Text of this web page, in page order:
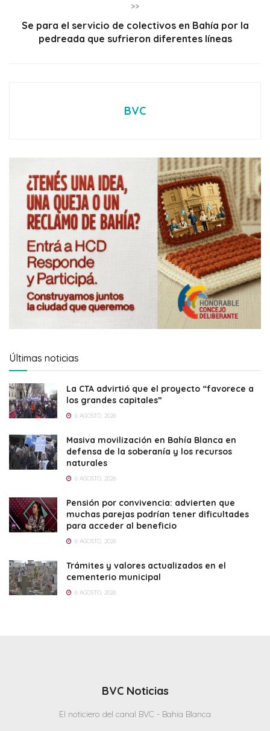
>>
Se para el servicio de colectivos en Bahía por la
pedreada que sufrieron diferentes líneas
BVC
Últimas noticias
La CTA advirtió que el proyecto “favorece a
los grandes capitales”
6 AGOSTO, 2026
Masiva movilización en Bahía Blanca en
defensa de la soberanía y los recursos
naturales
6 AGOSTO, 2026
Pensión por convivencia: advierten que
muchas parejas podrían tener dificultades
para acceder al beneficio
6 AGOSTO, 2026
Trámites y valores actualizados en el
cementerio municipal
6 AGOSTO, 2026
BVC Noticias
El noticiero del canal BVC - Bahia Blanca